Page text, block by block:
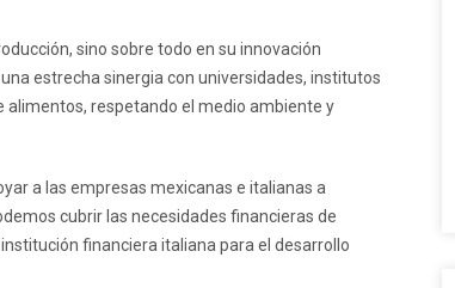
sino sobre todo en su innovación
estrecha sinergia con universidades, institutos
alimentos, respetando el medio ambiente y
a las empresas mexicanas e italianas a
cubrir las necesidades financieras de
institución financiera italiana para el desarrollo